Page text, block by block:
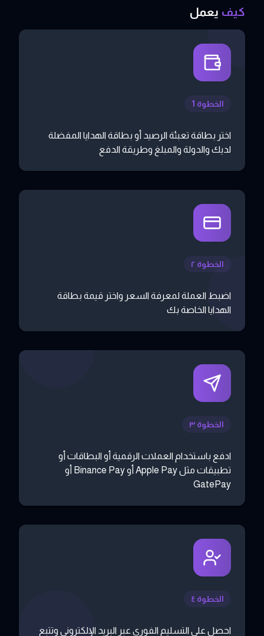
كيف يعمل
الخطوة 1
اختر بطاقة تعبئة الرصيد أو بطاقة الهدايا المفضلة
لديك والدولة والمبلغ وطريقة الدفع
الخطوة ٢
اضبط العملة لمعرفة السعر واختر قيمة بطاقة
الهدايا الخاصة بك
الخطوة ٣
ادفع باستخدام العملات الرقمية أو البطاقات أو
تطبيقات مثل Apple Pay أو Binance Pay أو
GatePay
الخطوة ٤
احصل على التسليم الفوري عبر البريد الإلكتروني وتتبع